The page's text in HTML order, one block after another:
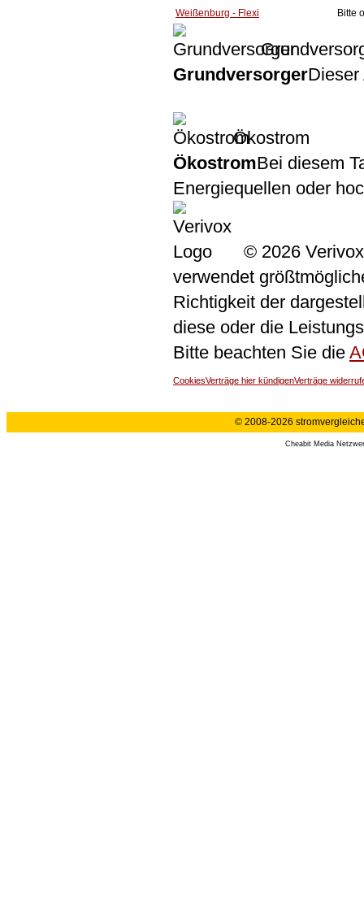
Weißenburg - Flexi
Bitte
GrundversorgerDieser
Ökostrom
ÖkostromBei diesem
Energiequellen oder
© 2026
verwendet
Richtigkeit der
diese oder die
Bitte beachten Sie die
CookiesVerträge hier kündigenVerträge
© 2008-2026
Cheabit Media